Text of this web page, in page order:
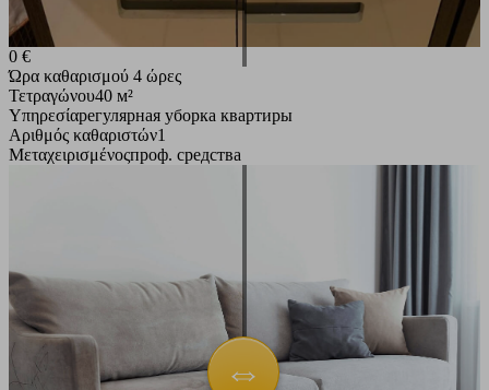
0 €
Ώρα καθαρισμού 4 ώρες
Τετραγώνου40 м²
Υπηρεσίαрегулярная уборка квартиры
Αριθμός καθαριστών1
Μεταχειρισμένοςпроф. средства